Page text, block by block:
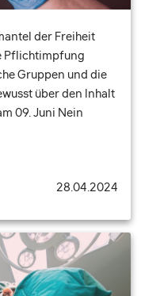
der Freiheit
Pflichtimpfung
Gruppen und die
über den Inhalt
09. Juni Nein
28.04.2024